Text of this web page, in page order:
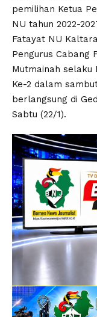
pemilihan Ketua
NU tahun 2022-
Fatayat NU
Pengurus Cabang
Mutmainah selaku
Ke-2 dalam
berlangsung di
Sabtu (22/1).